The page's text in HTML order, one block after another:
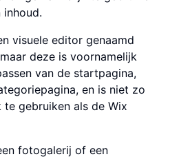
visuele editor genaamd
deze is voornamelijk
van de startpagina,
en is niet zo
gebruiken als de Wix
fotogalerij of een